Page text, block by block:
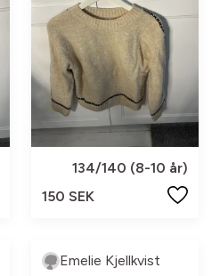
134/140 (8-10 år)
150 SEK
Emelie Kjellkvist